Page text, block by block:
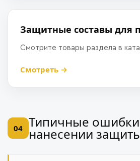
Защитные составы для
Смотрите товары раздела в
Смотреть →
04 Типичные
нанесении